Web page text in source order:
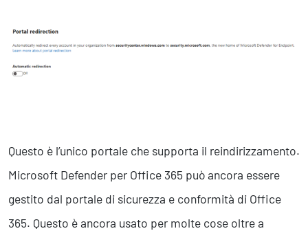
Questo è l’unico portale che supporta il reindirizzamento.
Microsoft Defender per Office 365 può ancora essere
gestito dal portale di sicurezza e conformità di Office
365. Questo è ancora usato per molte cose oltre a